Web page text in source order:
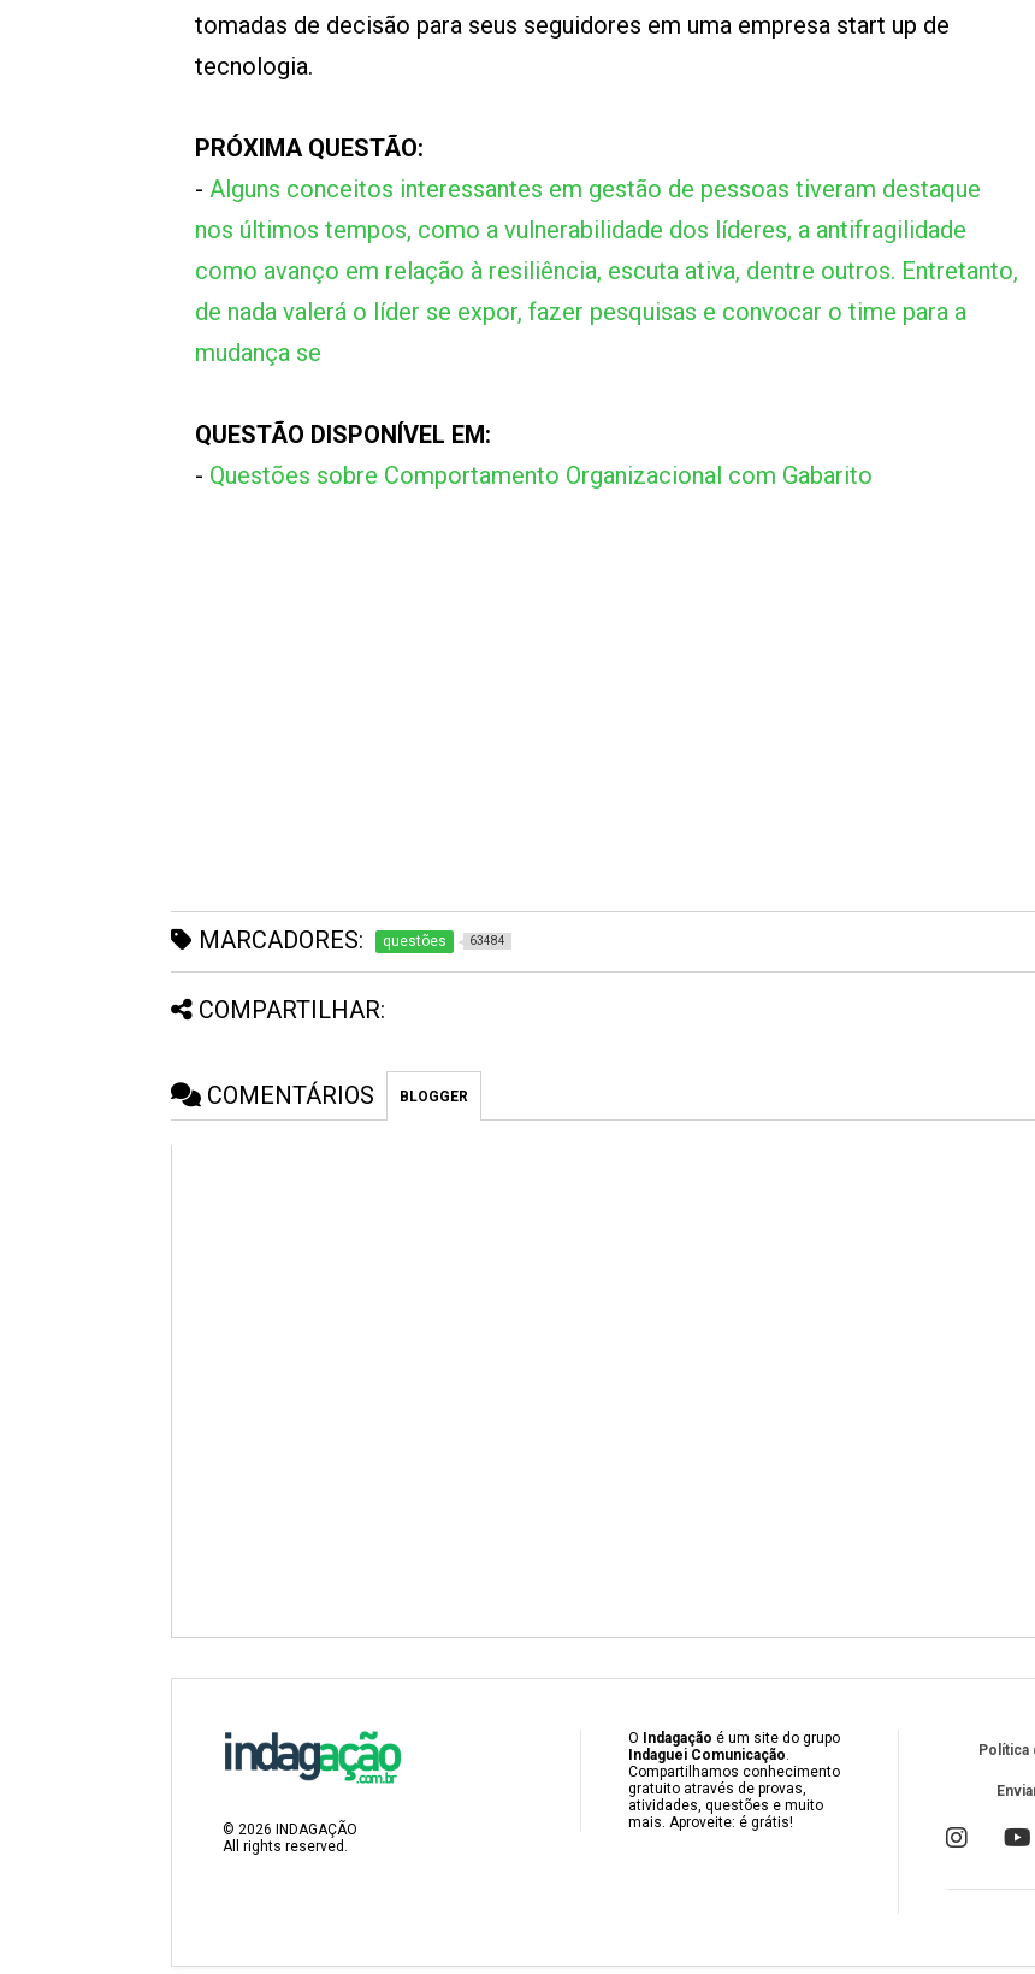
tomadas de decisão para seus seguidores em uma empresa start up de
tecnologia.
PRÓXIMA QUESTÃO:
- Alguns conceitos interessantes em gestão de pessoas tiveram destaque
nos últimos tempos, como a vulnerabilidade dos líderes, a antifragilidade
como avanço em relação à resiliência, escuta ativa, dentre outros. Entretanto,
de nada valerá o líder se expor, fazer pesquisas e convocar o time para a
mudança se
QUESTÃO DISPONÍVEL EM:
- Questões sobre Comportamento Organizacional com Gabarito
MARCADORES: questões 63484
COMPARTILHAR:
COMENTÁRIOS BLOGGER
© 2026 INDAGAÇÃO
All rights reserved.
O Indagação é um site do grupo
Indaguei Comunicação.
Compartilhamos conhecimento
gratuito através de provas,
atividades, questões e muito
mais. Aproveite: é grátis!
Política